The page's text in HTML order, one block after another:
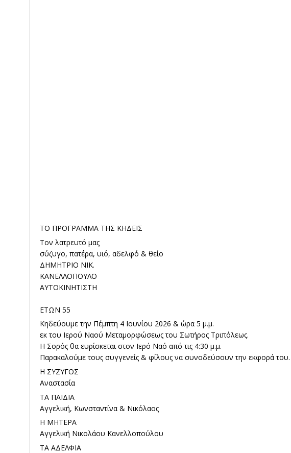
ΤΟ ΠΡΟΓΡΑΜΜΑ ΤΗΣ ΚΗΔΕΙΣ
Τον λατρευτό μας
σύζυγο, πατέρα, υιό, αδελφό & θείο
ΔΗΜΗΤΡΙΟ ΝΙΚ.
ΚΑΝΕΛΛΟΠΟΥΛΟ
ΑΥΤΟΚΙΝΗΤΙΣΤΗ
ΕΤΩΝ 55
Κηδεύουμε την Πέμπτη 4 Ιουνίου 2026 & ώρα 5 μ.μ.
εκ του Ιερού Ναού Μεταμορφώσεως του Σωτήρος Τριπόλεως.
Η Σορός θα ευρίσκεται στον Ιερό Ναό από τις 4:30 μ.μ.
Παρακαλούμε τους συγγενείς & φίλους να συνοδεύσουν την εκφορά του.
Η ΣΥΖΥΓΟΣ
Αναστασία
ΤΑ ΠΑΙΔΙΑ
Αγγελική, Κωνσταντίνα & Νικόλαος
Η ΜΗΤΕΡΑ
Αγγελική Νικολάου Κανελλοπούλου
ΤΑ ΑΔΕΛΦΙΑ